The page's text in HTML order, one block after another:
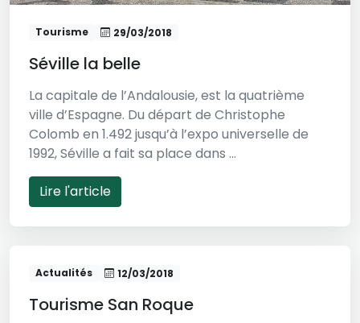
Tourisme 29/03/2018
Séville la belle
La capitale de l’Andalousie, est la quatrième
ville d’Espagne. Du départ de Christophe
Colomb en 1.492 jusqu’à l’expo universelle de
1992, Séville a fait sa place dans ...
Lire l'article
Actualités 12/03/2018
Tourisme San Roque